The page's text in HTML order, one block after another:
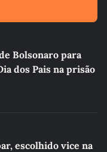
Bolsonaro para
dos Pais na prisão
escolhido vice na